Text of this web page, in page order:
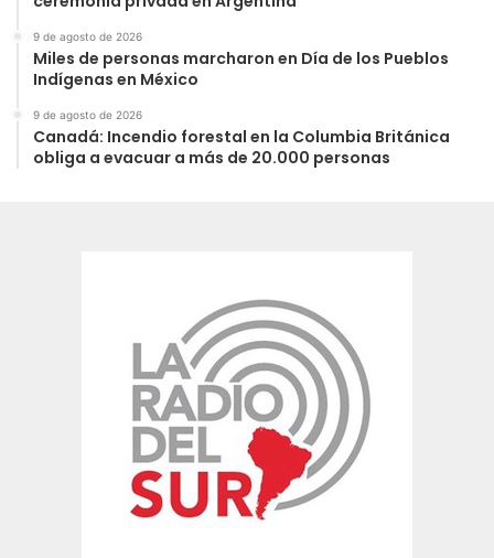
9 de agosto de 2026
Miles de personas marcharon en Día de los Pueblos
Indígenas en México
9 de agosto de 2026
Canadá: Incendio forestal en la Columbia Británica
obliga a evacuar a más de 20.000 personas